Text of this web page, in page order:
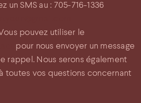
un SMS au : 705-716-1336
pouvez utiliser le
pour nous envoyer un message
rappel. Nous serons également
toutes vos questions concernant